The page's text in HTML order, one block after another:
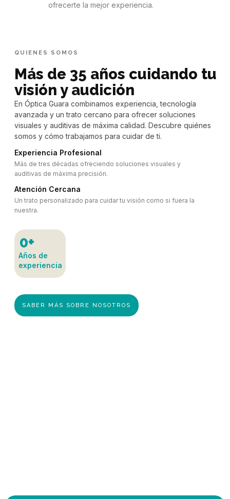
ofrecerte la mejor experiencia.
QUIENES SOMOS
Más de 35 años cuidando tu
visión y audición
En Óptica Guara combinamos experiencia, tecnología
avanzada y un trato cercano para ofrecer soluciones
visuales y auditivas de máxima calidad. Descubre quiénes
somos y cómo trabajamos para cuidar de ti.
Años de
experiencia
0+
Experiencia Profesional
Más de tres décadas ofreciendo soluciones visuales y
auditivas de máxima precisión.
Atención Cercana
Un trato personalizado para cuidar tu visión como si fuera la
nuestra.
SABER MÁS SOBRE NOSOTROS